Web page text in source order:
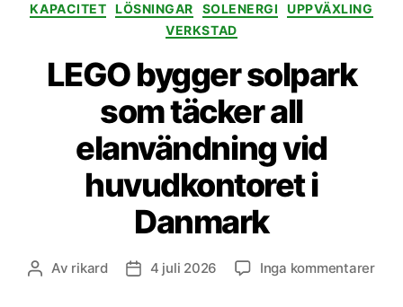
KAPACITET
LÖSNINGAR SOLENERGI
UPPVÄXLING
VERKSTAD
LEGO bygger solpark
som täcker all
elanvändning vid
huvudkontoret i
Danmark
Inläggsförfattare
Av rikard Inläggsdatum
4 juli 2026 Inga kommentarertill